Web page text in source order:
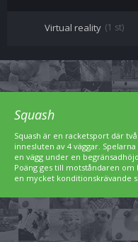
Virtual reality (1 st)
Squash
Squash är en racketsport där
innesluten av 4 väggar.
en vägg under en
Poäng ges till motståndaren om
en mycket konditionskrävande